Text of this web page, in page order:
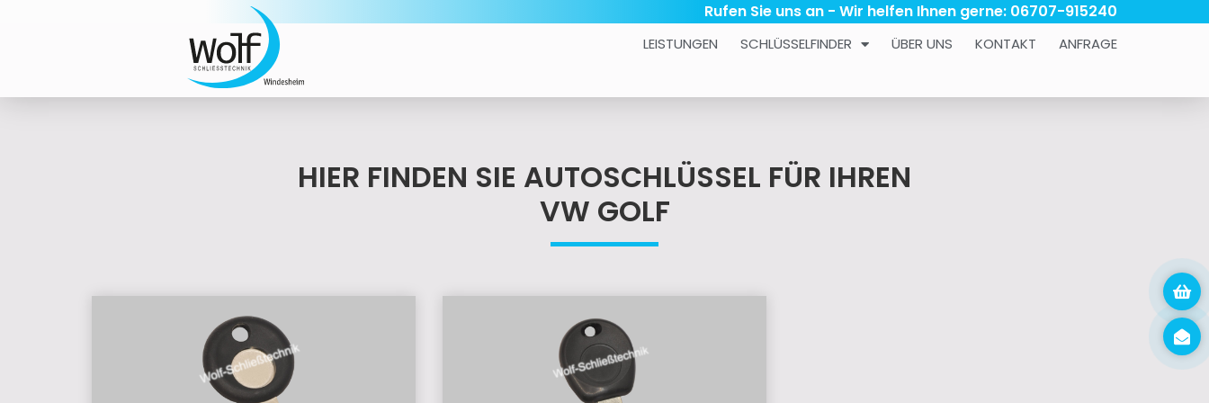
Rufen Sie uns an - Wir helfen Ihnen gerne: 06707-915240
LEISTUNGEN SCHLÜSSELFINDER ÜBER UNS KONTAKT ANFRAGE
HIER FINDEN SIE AUTOSCHLÜSSEL FÜR IHREN
VW GOLF